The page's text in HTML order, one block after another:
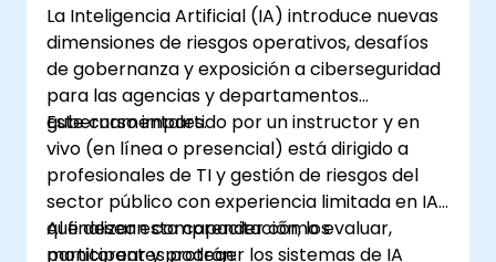
La Inteligencia Artificial (IA) introduce nuevas
dimensiones de riesgos operativos, desafíos
de gobernanza y exposición a ciberseguridad
para las agencias y departamentos
gubernamentales.
Este curso impartido por un instructor y en
vivo (en línea o presencial) está dirigido a
profesionales de TI y gestión de riesgos del
sector público con experiencia limitada en IA
que desean comprender cómo evaluar,
monitorear y proteger los sistemas de IA
Al finalizar esta capacitación, los
participantes podrán: